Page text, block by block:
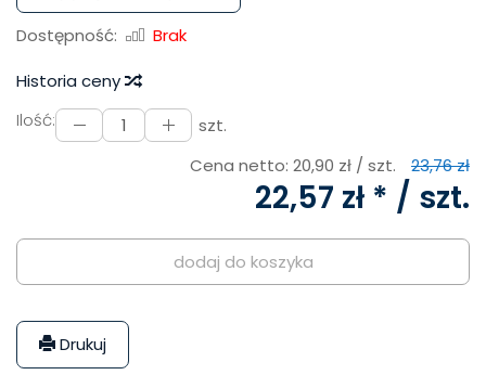
Dostępność:
Brak
Historia ceny
Ilość:
szt.
Cena netto: 20,90 zł / szt. 23,76 zł
22,57 zł * / szt.
dodaj do koszyka
Drukuj